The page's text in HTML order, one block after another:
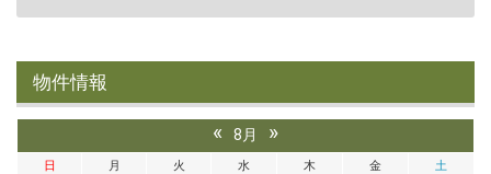
物件情報
« 8月 »
日 月 火 水 木 金 土